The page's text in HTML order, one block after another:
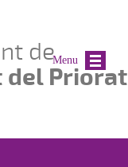
de
del Priorat
Menu